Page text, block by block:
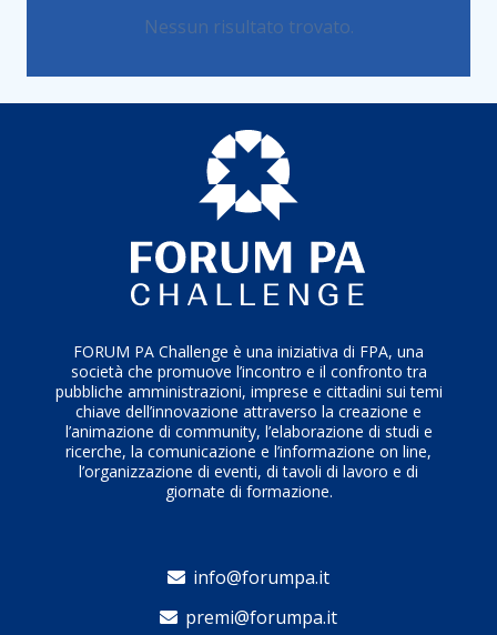
Nessun risultato trovato.
FORUM PA Challenge è una iniziativa di FPA, una
società che promuove l’incontro e il confronto tra
pubbliche amministrazioni, imprese e cittadini sui temi
chiave dell’innovazione attraverso la creazione e
l’animazione di community, l’elaborazione di studi e
ricerche, la comunicazione e l’informazione on line,
l’organizzazione di eventi, di tavoli di lavoro e di
giornate di formazione.
info@forumpa.it
premi@forumpa.it